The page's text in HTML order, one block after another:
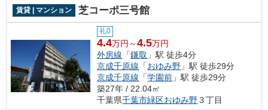
賃貸 | マンション 芝コーポ三号館
礼0
4.4万円～4.5万円
外房線 「鎌取 」駅 徒歩4分
京成千原線 「おゆみ野 」駅 徒歩29分
京成千原線 「学園前 」駅 徒歩29分
築27年 / 22.04㎡
千葉県千葉市緑区おゆみ野３丁目